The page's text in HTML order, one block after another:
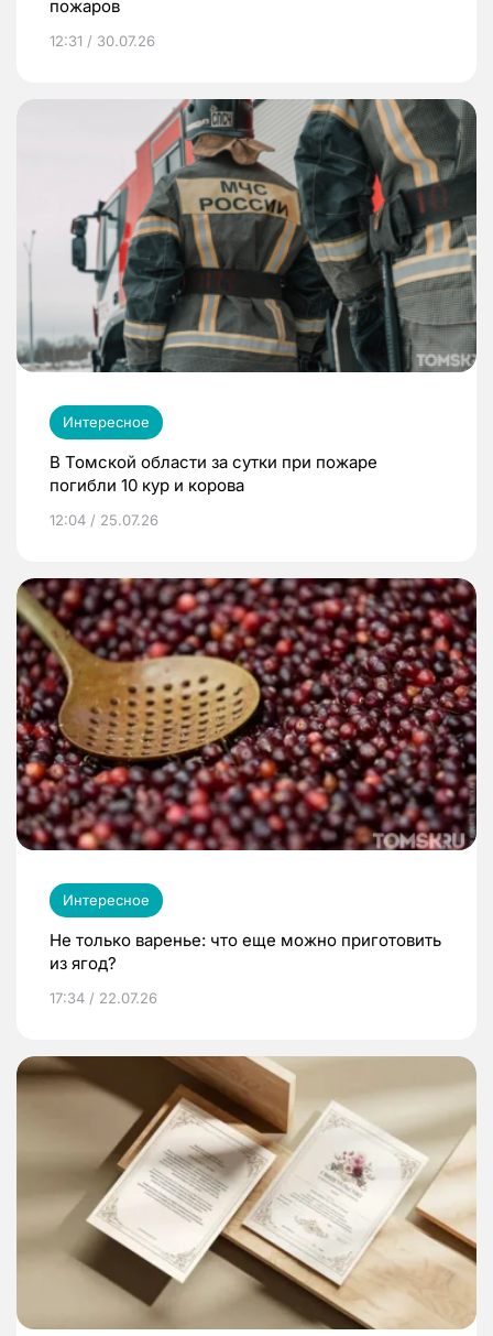
пожаров
12:31 / 30.07.26
Интересное
В Томской области за сутки при пожаре
погибли 10 кур и корова
12:04 / 25.07.26
Интересное
Не только варенье: что еще можно приготовить
из ягод?
17:34 / 22.07.26